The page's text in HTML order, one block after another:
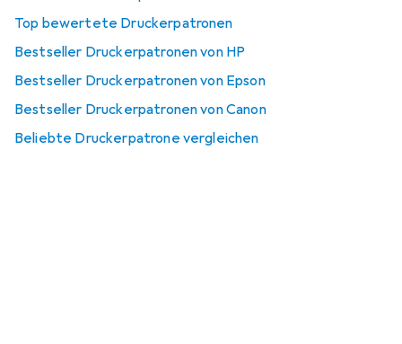
Top bewertete Druckerpatronen
Bestseller Druckerpatronen von HP
Bestseller Druckerpatronen von Epson
Bestseller Druckerpatronen von Canon
Beliebte Druckerpatrone vergleichen